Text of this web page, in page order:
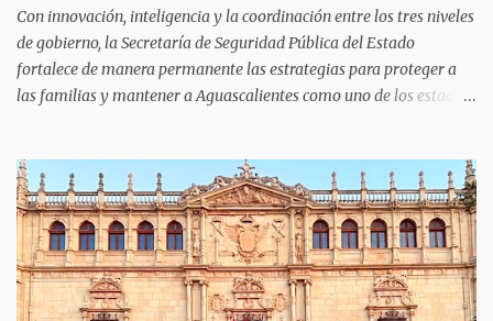
Con innovación, inteligencia y la coordinación entre los tres niveles
de gobierno, la Secretaría de Seguridad Pública del Estado
fortalece de manera permanente las estrategias para proteger a
las familias y mantener a Aguascalientes como uno de los estados
aérea, brindar apoyo táctico a los operativos de seguridad,
realizar traslados aeromédicos y participar en el transporte de
órganos, fortaleciendo la capacidad de respuesta de las
instituciones ante situaciones que requieren atención inmediata.
En reconocimiento a su liderazgo al mando del helicóptero Fuerza
Uno y a la contribución de esta aeronave en las operaciones de